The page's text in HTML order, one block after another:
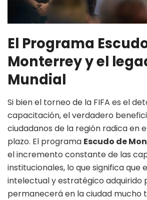
El Programa
Monterrey y el
Mundial
Si bien el torneo de la FIFA es el
capacitación, el verdadero
ciudadanos de la región radica en
plazo. El programa Escudo de
el incremento constante de las
institucionales, lo que significa que
intelectual y estratégico adquirido
permanecerá en la ciudad mucho